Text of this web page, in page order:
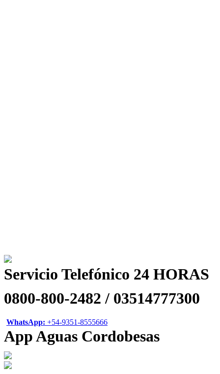
Servicio Telefónico 24 HORAS
0800-800-2482 / 03514777300
WhatsApp: +54-9351-8555666
App Aguas Cordobesas